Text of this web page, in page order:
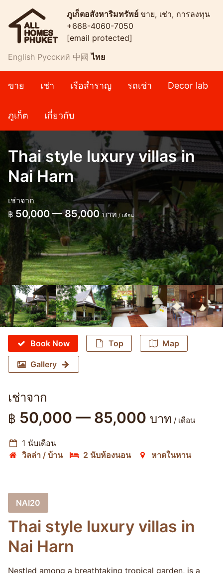
ภูเก็ตอสังหาริมทรัพย์ ขาย, เช่า, การลงทุน
+668-4060-7050
[email protected]
English Русский 中國 ไทย
ขาย เช่า เรือสำราญ รถเช่า Decor lab
ภูเก็ต เกี่ยวกับ
Thai style luxury villas in
Nai Harn
เช่าจาก
฿ 50,000 — 85,000บาท / เดือน
Book Now Top Map
Gallery
เช่าจาก
฿ 50,000 — 85,000 บาท / เดือน
1 นับเดือน
วิลล่า / บ้าน
2 นับห้องนอน หาดในหาน
NAI20
Thai style luxury villas in
Nai Harn
Nestled among a breathtaking tropical garden, is a